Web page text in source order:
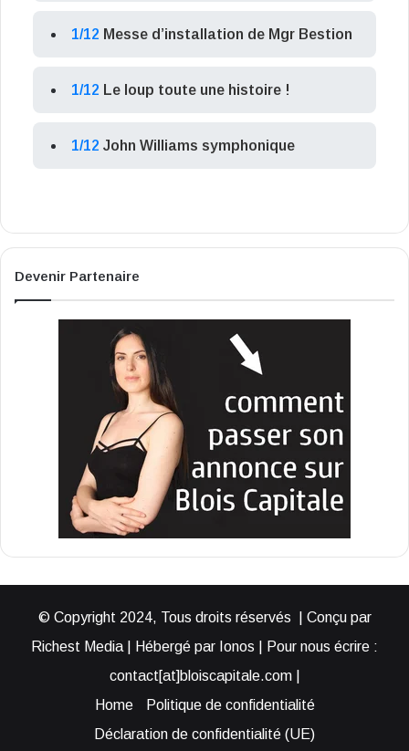
1/12 Messe d’installation de Mgr Bestion
1/12 Le loup toute une histoire !
1/12 John Williams symphonique
Devenir Partenaire
© Copyright 2024, Tous droits réservés | Conçu par
Richest Media | Hébergé par Ionos | Pour nous écrire :
contact[at]bloiscapitale.com |
Home
Politique de confidentialité
Déclaration de confidentialité (UE)